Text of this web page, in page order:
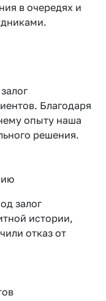
в очередях и
Благодаря
опыту наша
решения.
залог
истории,
отказ от